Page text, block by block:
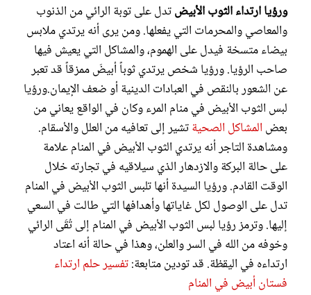
ورؤيا ارتداء الثوب الأبيضتدل على توبة الرائي من الذنوب
والمعاصي والمحرمات التي يفعلها. ومن يرى أنه يرتدي ملابس
بيضاء متسخة فيدل على الهموم، والمشاكل التي يعيش فيها
صاحب الرؤيا. ورؤيا شخص يرتدي ثوباً أبيضَ ممزقاً قد تعبر
عن الشعور بالنقص في العبادات الدينية أو ضعف الإيمان.ورؤيا
لبس الثوب الأبيض في منام المرء وكان في الواقع يعاني من
بعض المشاكل الصحيةتشير إلى تعافيه من العلل والأسقام.
ومشاهدة التاجر أنه يرتدي الثوب الأبيض في المنام علامة
على حالة البركة والازدهار الذي سيلاقيه في تجارته خلال
الوقت القادم. ورؤيا السيدة أنها تلبس الثوب الأبيض في المنام
تدل على الوصول لكل غاياتها وأهدافها التي طالت في السعي
إليها. وترمز رؤيا لبس الثوب الأبيض في المنام إلى تُقَى الرائي
وخوفه من الله في السر والعلن، وهذا في حالة أنه اعتاد
ارتداءه في اليقظة. قد تودين متابعة:تفسير حلم ارتداء
فستان أبيض في المنام